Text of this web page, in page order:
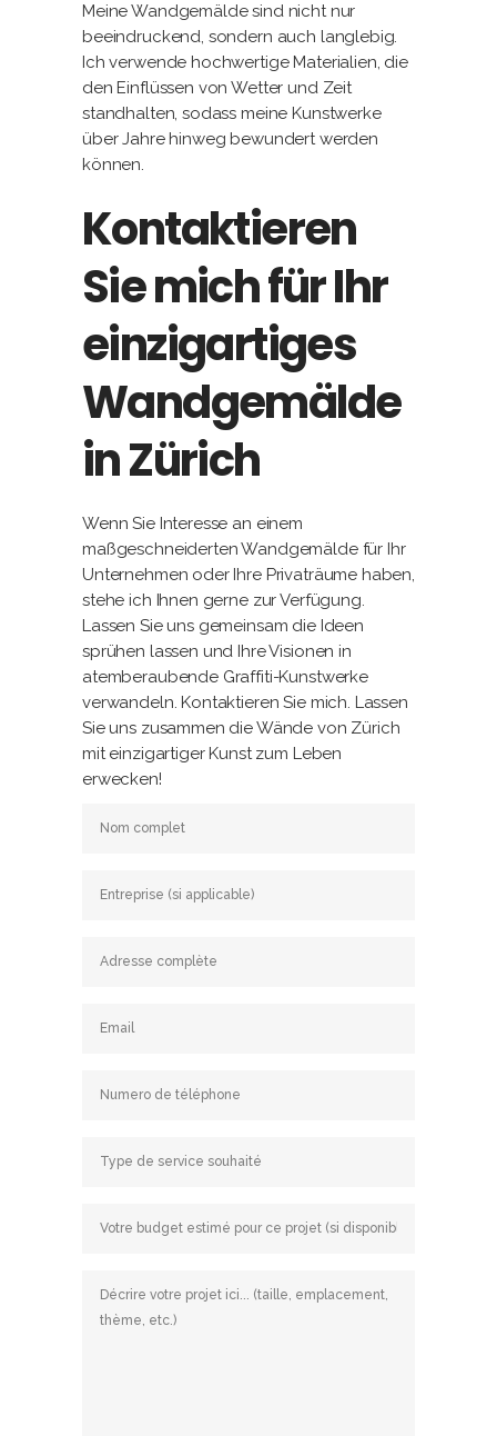
Meine Wandgemälde sind nicht nur
beeindruckend, sondern auch langlebig.
Ich verwende hochwertige Materialien, die
den Einflüssen von Wetter und Zeit
standhalten, sodass meine Kunstwerke
über Jahre hinweg bewundert werden
können.
Kontaktieren
Sie mich für Ihr
einzigartiges
Wandgemälde
in Zürich
Wenn Sie Interesse an einem
maßgeschneiderten Wandgemälde für Ihr
Unternehmen oder Ihre Privaträume haben,
stehe ich Ihnen gerne zur Verfügung.
Lassen Sie uns gemeinsam die Ideen
sprühen lassen und Ihre Visionen in
atemberaubende Graffiti-Kunstwerke
verwandeln. Kontaktieren Sie mich. Lassen
Sie uns zusammen die Wände von Zürich
mit einzigartiger Kunst zum Leben
erwecken!